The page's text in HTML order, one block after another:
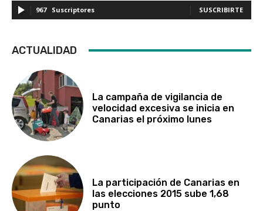
967 Suscriptores SUSCRIBIRTE
ACTUALIDAD
La campaña de vigilancia de
velocidad excesiva se inicia en
Canarias el próximo lunes
La participación de Canarias en
las elecciones 2015 sube 1,68
punto